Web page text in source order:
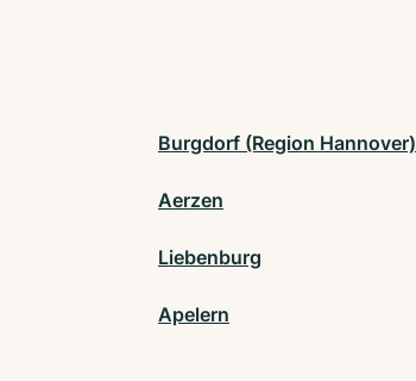
Burgdorf (Region Hannover)
Aerzen
Liebenburg
Apelern